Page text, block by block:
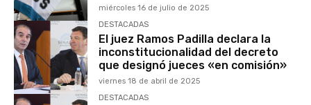
miércoles 16 de julio de 2025
DESTACADAS
El juez Ramos Padilla declara la
inconstitucionalidad del decreto
que designó jueces «en comisión»
viernes 18 de abril de 2025
DESTACADAS